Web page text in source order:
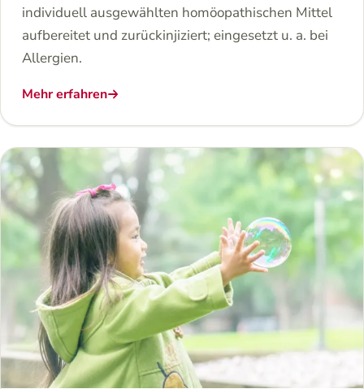
individuell ausgewählten homöopathischen Mittel
aufbereitet und zurückinjiziert; eingesetzt u. a. bei
Allergien.
Mehr erfahren